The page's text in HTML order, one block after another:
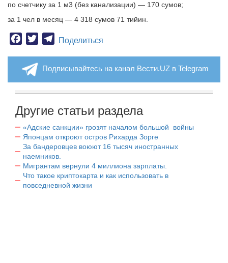
по счетчику за 1 м3 (без канализации) — 170 сумов;
за 1 чел в месяц — 4 318 сумов 71 тийин.
Facebook
TwitterTelegram
Поделиться
Подписывайтесь на канал Вести.UZ в Telegram
Другие статьи раздела
«Адские санкции» грозят началом большой войны
Японцам откроют остров Рихарда Зорге
За бандеровцев воюют 16 тысяч иностранных
наемников.
Мигрантам вернули 4 миллиона зарплаты.
Что такое криптокарта и как использовать в
повседневной жизни